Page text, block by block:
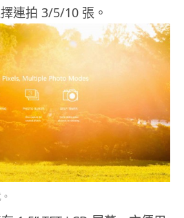
連拍 3/5/10 張。